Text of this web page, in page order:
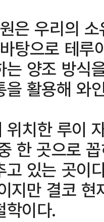
은 우리의
탕으로 테
는 양조 방식
활용해 와
치한 루이
한 곳으로
고 있는 곳이
지만 결코
학이다.